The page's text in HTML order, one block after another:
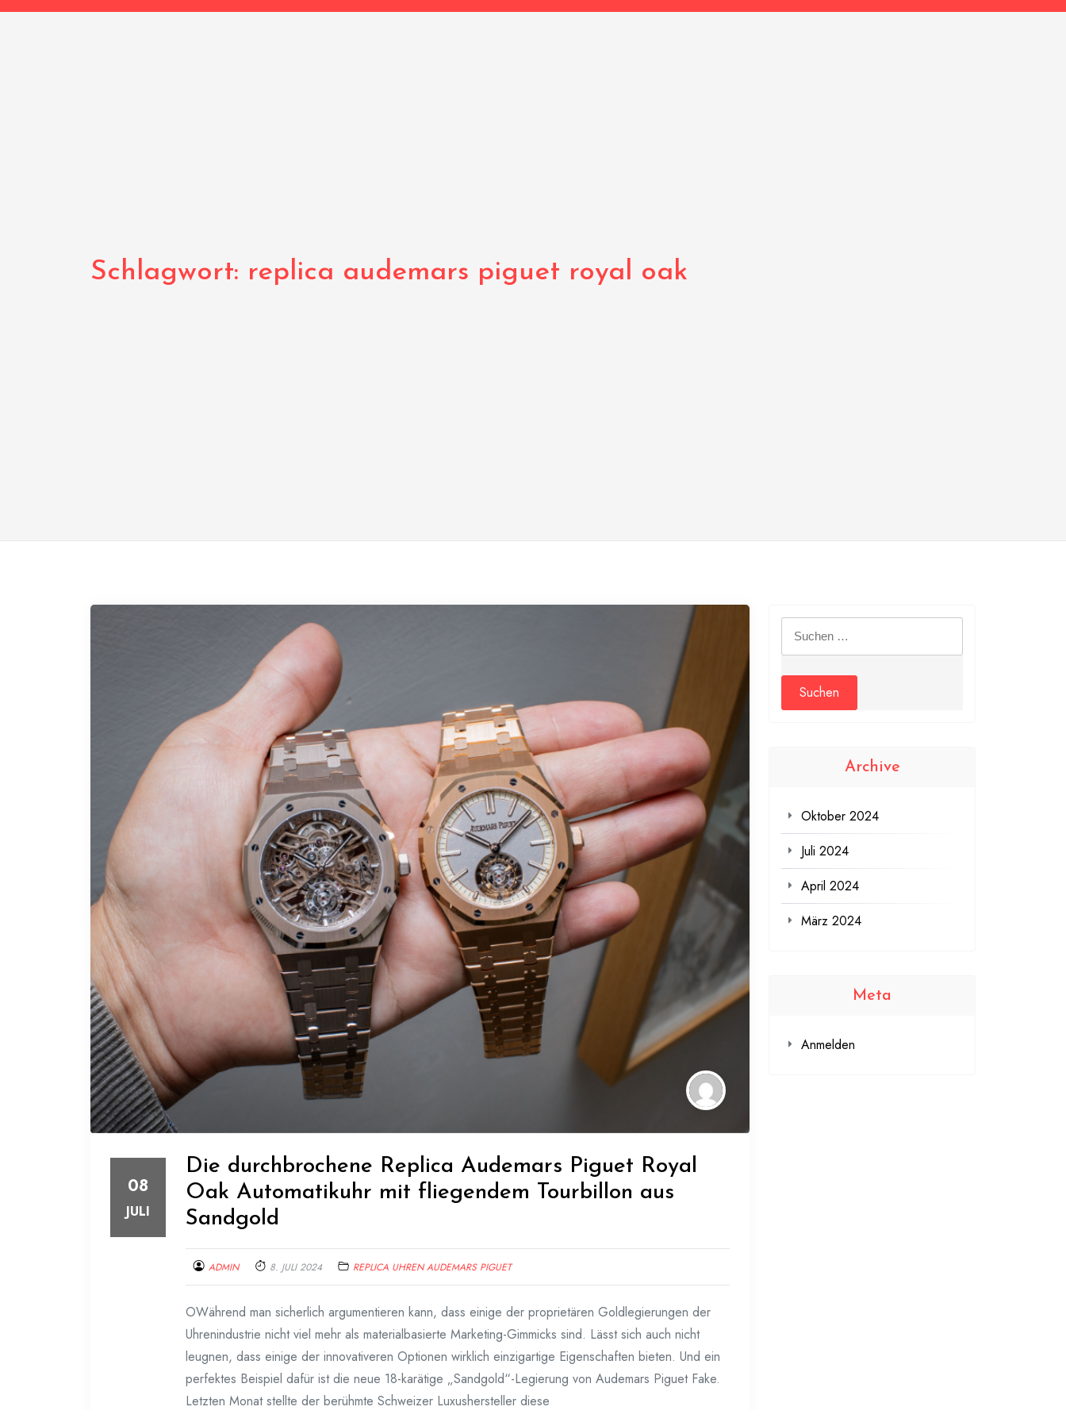
Schlagwort: replica audemars piguet royal oak
08
JULI
Die durchbrochene Replica Audemars Piguet Royal
Oak Automatikuhr mit fliegendem Tourbillon aus
Sandgold
ADMIN 8. JULI 2024 REPLICA UHREN AUDEMARS PIGUET
OWährend man sicherlich argumentieren kann, dass einige der proprietären Goldlegierungen der
Uhrenindustrie nicht viel mehr als materialbasierte Marketing-Gimmicks sind. Lässt sich auch nicht
leugnen, dass einige der innovativeren Optionen wirklich einzigartige Eigenschaften bieten. Und ein
perfektes Beispiel dafür ist die neue 18-karätige „Sandgold“-Legierung von Audemars Piguet Fake.
Letzten Monat stellte der berühmte Schweizer Luxushersteller diese
Suchen
nach:
Archive
Oktober 2024
Juli 2024
April 2024
März 2024
Meta
Anmelden